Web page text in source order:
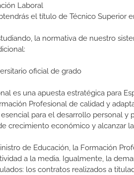
Laboral
el título de Técnico Superior
la normativa de nuestro
oficial de grado
es una apuesta estratégica para
Profesional de calidad y
para el desarrollo personal
crecimiento económico y alcanzar
de Educación, la Formación
a la media. Igualmente, la
los contratos realizados a